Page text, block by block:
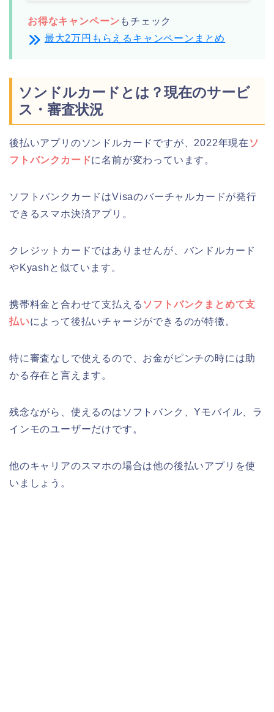
お得なキャンペーン もチェック
最大2万円もらえるキャンペーンまとめ
ソンドルカードとは？現在のサービ
ス・審査状況
後払いアプリのソンドルカードですが、2022年現在 ソ
フトバンクカードに名前が変わっています。
ソフトバンクカードはVisaのバーチャルカードが発行
できるスマホ決済アプリ。
クレジットカードではありませんが、バンドルカード
やKyashと似ています。
携帯料金と合わせて支払える ソフトバンクまとめて支
払いによって後払いチャージができるのが特徴。
特に審査なしで使えるので、お金がピンチの時には助
かる存在と言えます。
残念ながら、使えるのはソフトバンク、Yモバイル、ラ
インモのユーザーだけです。
他のキャリアのスマホの場合は他の後払いアプリを使
いましょう。